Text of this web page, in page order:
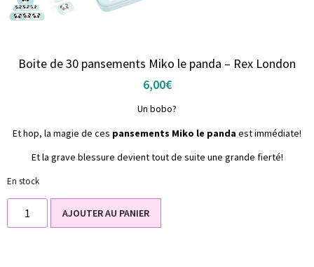
Boite de 30 pansements Miko le panda – Rex London
6,00€
Un bobo?
Et hop, la magie de ces pansements Miko le panda est immédiate!
Et la grave blessure devient tout de suite une grande fierté!
En stock
AJOUTER AU PANIER